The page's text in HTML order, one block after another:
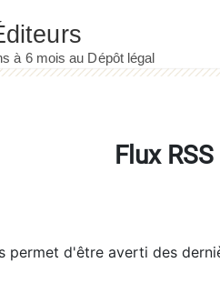
Flux RSS
permet d'être averti des